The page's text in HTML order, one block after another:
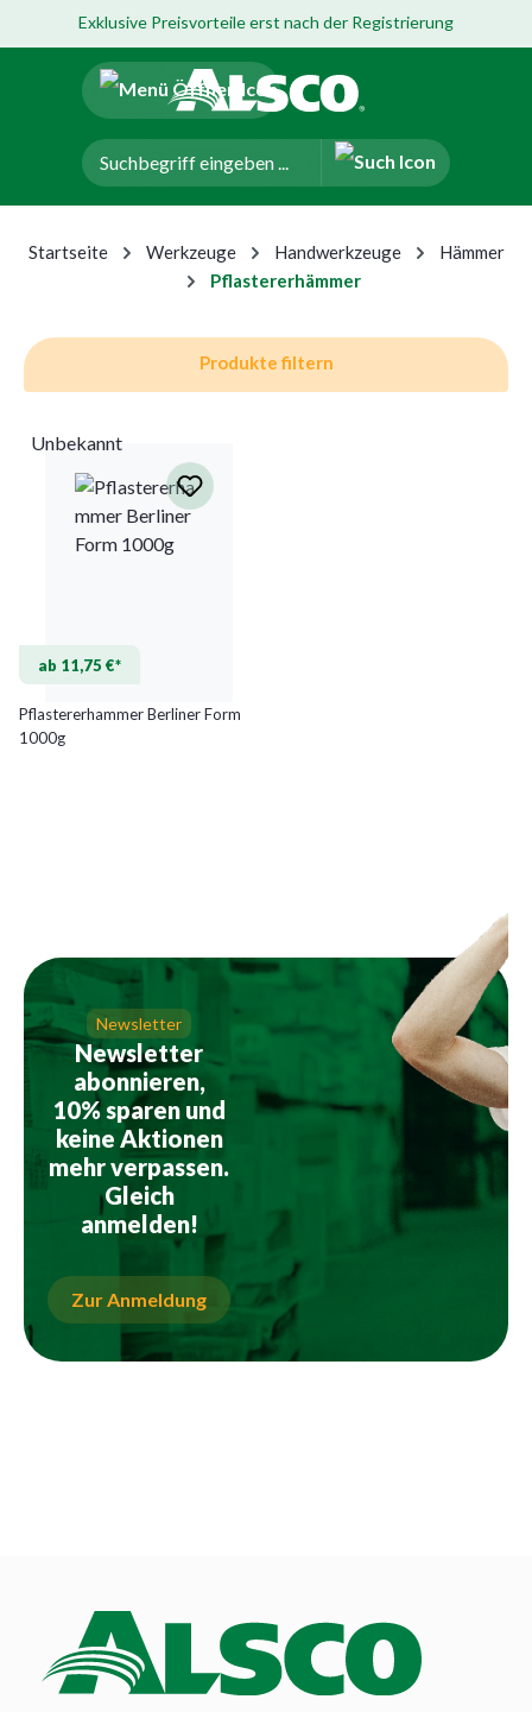
Hauptinhalt springen
Zur Navigation der B2B-Plattform springen
Exklusive Preisvorteile erst nach der Registrierung
Startseite Werkzeuge Handwerkzeuge
Hämmer
Pflastererhämmer
Produkte filtern
Unbekannt
ab 11,75 €*
Pflastererhammer Berliner Form
1000g
Newsletter
Newsletter
abonnieren,
10% sparen und
keine Aktionen
mehr verpassen.
Gleich
anmelden!
Zur Anmeldung